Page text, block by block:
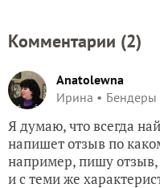
Комментарии (2)
Anatolewna
Ирина
Бендеры
Я думаю, что всегда
напишет отзыв по
например, пишу отзыв,
и с теми же